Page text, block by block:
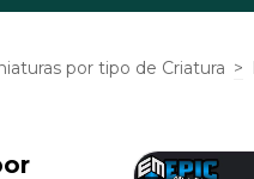
por tipo de Criatura >